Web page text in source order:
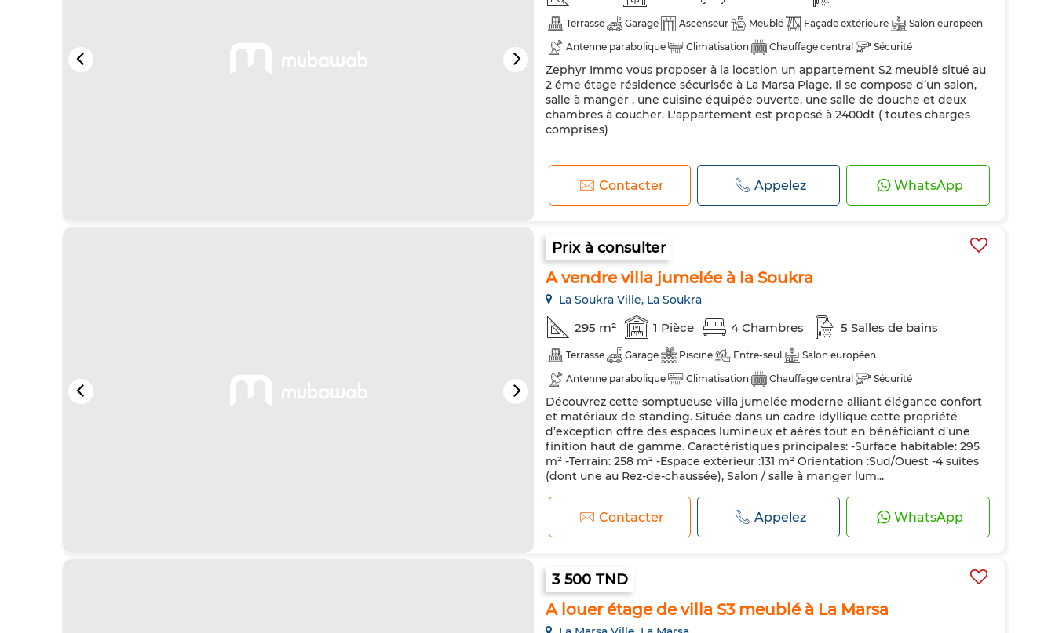
Terrasse Garage Ascenseur Meublé Façade extérieure
Salon européen
Antenne parabolique
Climatisation Chauffage central
Sécurité
Porte blindée
Cuisine équipée Réfrigérateur Four TV
Machine à laver
Micro-ondes
Zephyr Immo vous proposer à la location un appartement S2 meublé situé au
2 éme étage résidence sécurisée à La Marsa Plage. Il se compose d’un salon,
salle à manger , une cuisine équipée ouverte, une salle de douche et deux
chambres à coucher. L'appartement est proposé à 2400dt ( toutes charges
comprises)
Contacter Appelez WhatsApp
Prix à consulter
A vendre villa jumelée à la Soukra
La Soukra Ville, La Soukra
295 m² 1 Pièce 4 Chambres 5 Salles de bains
Terrasse Garage Piscine Entre-seul
Salon européen
Antenne parabolique
Climatisation Chauffage central
Sécurité
Double vitrage
Porte blindée Cuisine équipée Four Micro-ondes
Découvrez cette somptueuse villa jumelée moderne alliant élégance confort
et matériaux de standing. Située dans un cadre idyllique cette propriété
d’exception offre des espaces lumineux et aérés tout en bénéficiant d’une
finition haut de gamme. Caractéristiques principales: -Surface habitable: 295
m² -Terrain: 258 m² -Espace extérieur :131 m² Orientation :Sud/Ouest -4 suites
(dont une au Rez-de-chaussée), Salon / salle à manger lum...
Contacter Appelez WhatsApp
3 500 TND
A louer étage de villa S3 meublé à La Marsa